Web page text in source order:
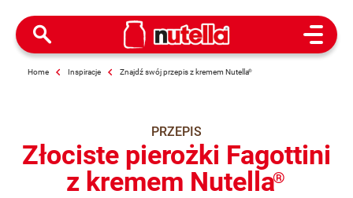
Open
Home Inspiracje Znajdź swój przepis z kremem Nutella®
PRZEPIS
Złociste pierożki Fagottini
z kremem Nutella®